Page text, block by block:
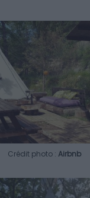
Crédit photo : Airbnb